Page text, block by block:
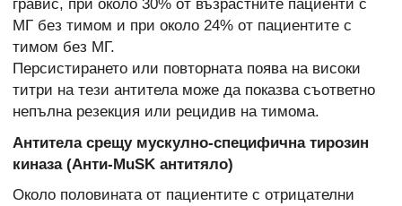
гравис, при около 30% от възрастните пациенти с
МГ без тимом и при около 24% от пациентите с
тимом без МГ.
Персистирането или повторната поява на високи
титри на тези антитела може да показва съответно
непълна резекция или рецидив на тимома.
Антитела срещу мускулно-специфична тирозин
киназа (Анти-MuSK антитяло)
Около половината от пациентите с отрицателни